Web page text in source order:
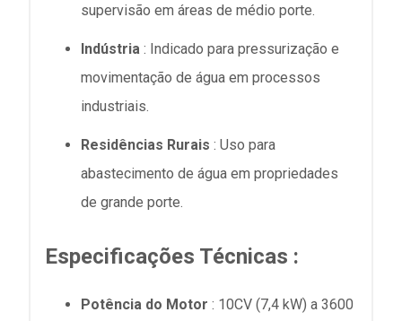
supervisão em áreas de médio porte.
Indústria : Indicado para pressurização e
movimentação de água em processos
industriais.
Residências Rurais : Uso para
abastecimento de água em propriedades
de grande porte.
Especificações Técnicas :
Potência do Motor : 10CV (7,4 kW) a 3600